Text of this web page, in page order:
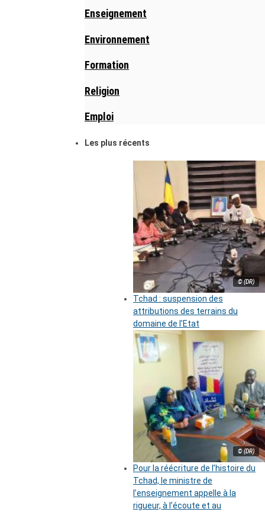
Enseignement
Environnement
Formation
Religion
Emploi
Les plus récents
© (DR)
Tchad : suspension des
attributions des terrains du
domaine de l’Etat
© (DR)
Pour la réécriture de l’histoire du
Tchad, le ministre de
l’enseignement appelle à la
rigueur, à l’écoute et au